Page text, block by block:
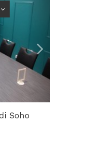
Soho